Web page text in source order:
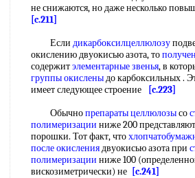
не снижаются, но даже несколько
[c.211]
Если дикарбоксилцеллюлозу
окислению двуокисью азота, то
содержитэлементарные звенья, в
группы окисленыдо карбоксильных .
имеет следующее строение
[c.223]
Обычнопрепараты целлюлозысо
полимеризации ниже 200 представляют
порошки. Тот факт, что
после окислениядвуокисью азота при
полимеризации ниже 100
вискозиметрически) не [c.241]